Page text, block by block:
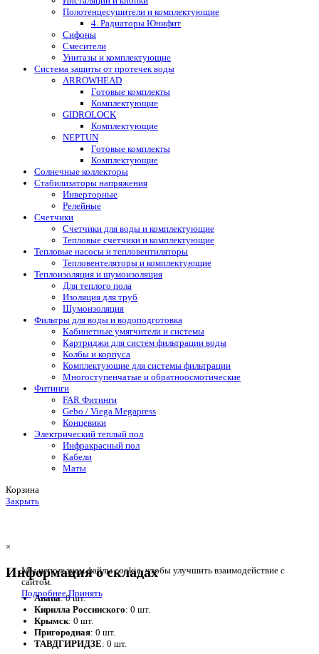
Полотенцесушители и комплектующие
4. Радиаторы Юнифит
Сифоны
Смесители
Унитазы и комплектующие
Система защиты от протечек воды
ARROWHEAD
Готовые комплекты
Комплектующие
GIDROLOCK
Комплектующие
NEPTUN
Готовые комплекты
Комплектующие
Солнечные коллекторы
Стабилизаторы напряжения
Инверторные
Релейные
Счетчики
Счетчики для воды и комплектующие
Тепловые счетчики и комплектующие
Тепловые насосы и тепловентиляторы
Тепловентеляторы и комплектующие
Теплоизоляция и шумоизоляция
Для теплого пола
Изоляция для труб
Шумоизоляция
Фильтры для воды и водоподготовка
Кабинетные умягчители и системы
Картриджи для систем фильтрации воды
Колбы и корпуса
Комплектующие для системы фильтрации
Многоступенчатые и обратноосмотические
Фитинги
FAR Фитинги
Gebo / Viega Megapress
Концевики
Электрический теплый пол
Инфракрасный пол
Кабели
Маты
Корзина
Закрыть
Мы используем файлы cookie, чтобы улучшить взаимодействие с
сайтом.
ПодробнееПринять
×
Информация о складах
Анапа: 0 шт.
Кирилла Россинского: 0 шт.
Крымск: 0 шт.
Пригородная: 0 шт.
ТАВДГИРИДЗЕ: 0 шт.